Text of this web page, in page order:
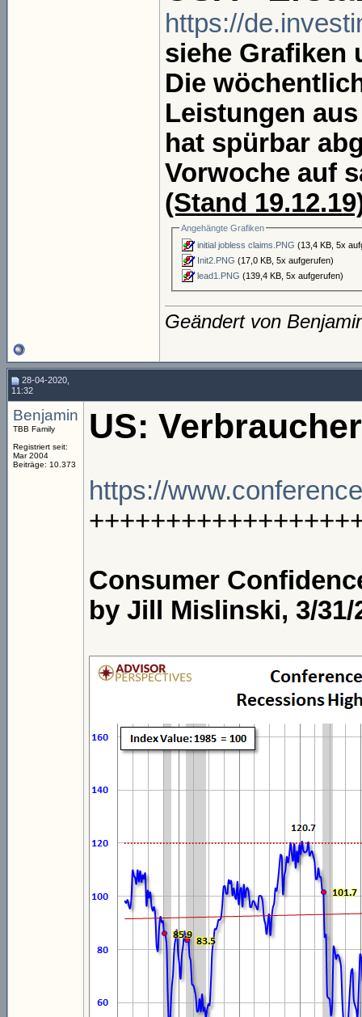
https://
siehe Grafiken
Die
Leistungen
hat spürbar
Vorwoche auf
(Stand
Angehängte Grafiken
initial jobless claims.PNG (13,4 KB, 5x
Init2.PNG (17,0 KB, 5x aufgerufen)
lead1.PNG (139,4 KB, 5x aufgerufen)
Geändert von
28-04-2020,
11:32
Benjamin
TBB Family
Registriert seit:
Mar 2004
Beiträge: 10.373
US:
https://
Consumer
by Jill Mislinski, 3/31/